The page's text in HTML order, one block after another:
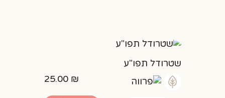
שטרודל תפו"ע
25.00 ₪